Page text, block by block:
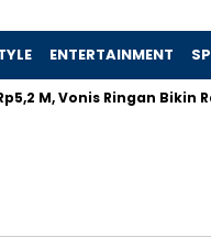
ENTERTAINMENT
M, Vonis Ringan Bikin